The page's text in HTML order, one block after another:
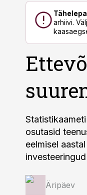
arhiivi.
osutasid
eelmisel
Äripäev